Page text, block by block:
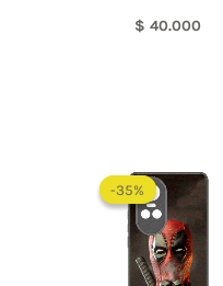
$ 40.000
-35%
-35%